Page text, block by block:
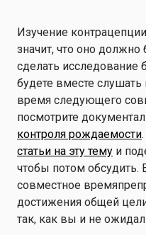
Изучение
значит, что оно
сделать исследование
будете вместе слушать
время следующего
посмотрите
контроля рождаемости
статьи на эту тему и
чтобы потом
совместное
достижения общей
так, как вы и не